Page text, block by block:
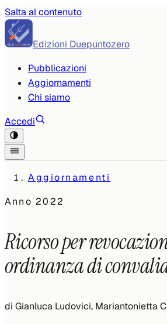
Salta al contenuto
Edizioni Duepuntozero
Pubblicazioni
Aggiornamenti
Chi siamo
Accedi
Aggiornamenti
Anno2022
Ricorso per
ordinanza di
di Gianluca Ludovici, Mariantonietta